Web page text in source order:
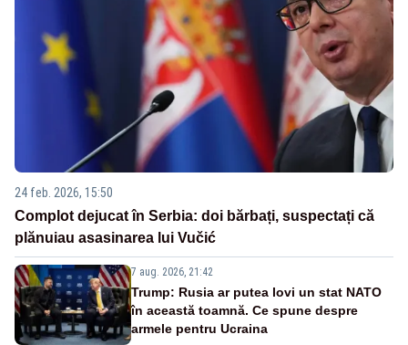
24 feb. 2026, 15:50
Complot dejucat în Serbia: doi bărbați, suspectați că
plănuiau asasinarea lui Vučić
7 aug. 2026, 21:42
Trump: Rusia ar putea lovi un stat NATO
în această toamnă. Ce spune despre
armele pentru Ucraina